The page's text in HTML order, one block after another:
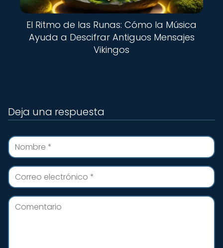
El Ritmo de las Runas: Cómo la Música
Ayuda a Descifrar Antiguos Mensajes
Vikingos
Deja una respuesta